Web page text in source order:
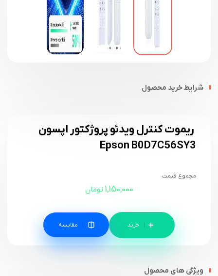
شرایط خرید محصول
ریموت کنترل ویدئو پروژکتور اپسون
Epson B0D7C56SY3
مجموع قیمت
1,150,000 تومان
مقایسه
ویژگی های محصول